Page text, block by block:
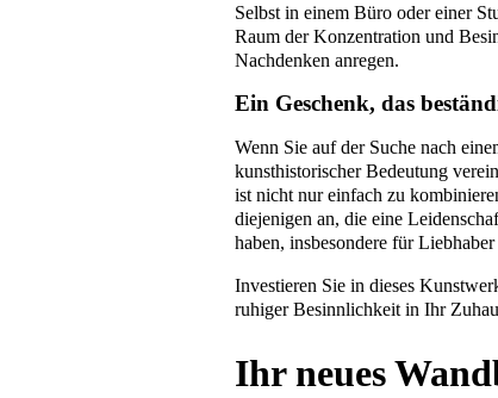
Selbst in einem Büro oder einer
Raum der Konzentration und
Nachdenken anregen.
Ein Geschenk, das
Wenn Sie auf der Suche nach
kunsthistorischer Bedeutung
ist nicht nur einfach zu
diejenigen an, die eine
haben, insbesondere für
Investieren Sie in dieses
ruhiger Besinnlichkeit in Ihr
Ihr neues